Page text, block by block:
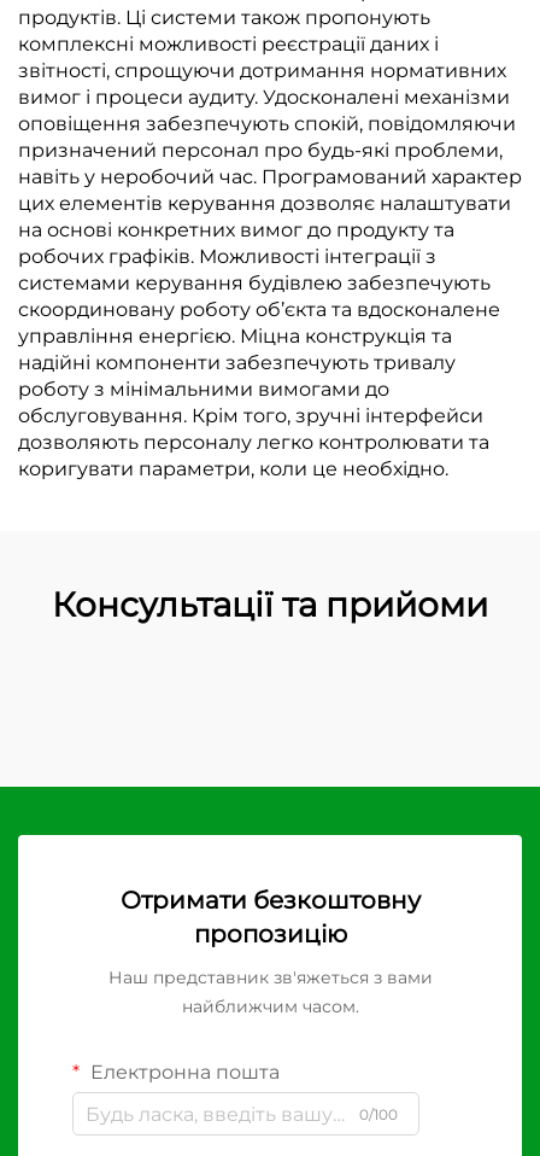
продуктів. Ці системи також пропонують
комплексні можливості реєстрації даних і
звітності, спрощуючи дотримання нормативних
вимог і процеси аудиту. Удосконалені механізми
оповіщення забезпечують спокій, повідомляючи
призначений персонал про будь-які проблеми,
навіть у неробочий час. Програмований характер
цих елементів керування дозволяє налаштувати
на основі конкретних вимог до продукту та
робочих графіків. Можливості інтеграції з
системами керування будівлею забезпечують
скоординовану роботу об’єкта та вдосконалене
управління енергією. Міцна конструкція та
надійні компоненти забезпечують тривалу
роботу з мінімальними вимогами до
обслуговування. Крім того, зручні інтерфейси
дозволяють персоналу легко контролювати та
коригувати параметри, коли це необхідно.
Консультації та прийоми
Отримати безкоштовну
пропозицію
Наш представник зв'яжеться з вами
найближчим часом.
Електронна пошта
0/100